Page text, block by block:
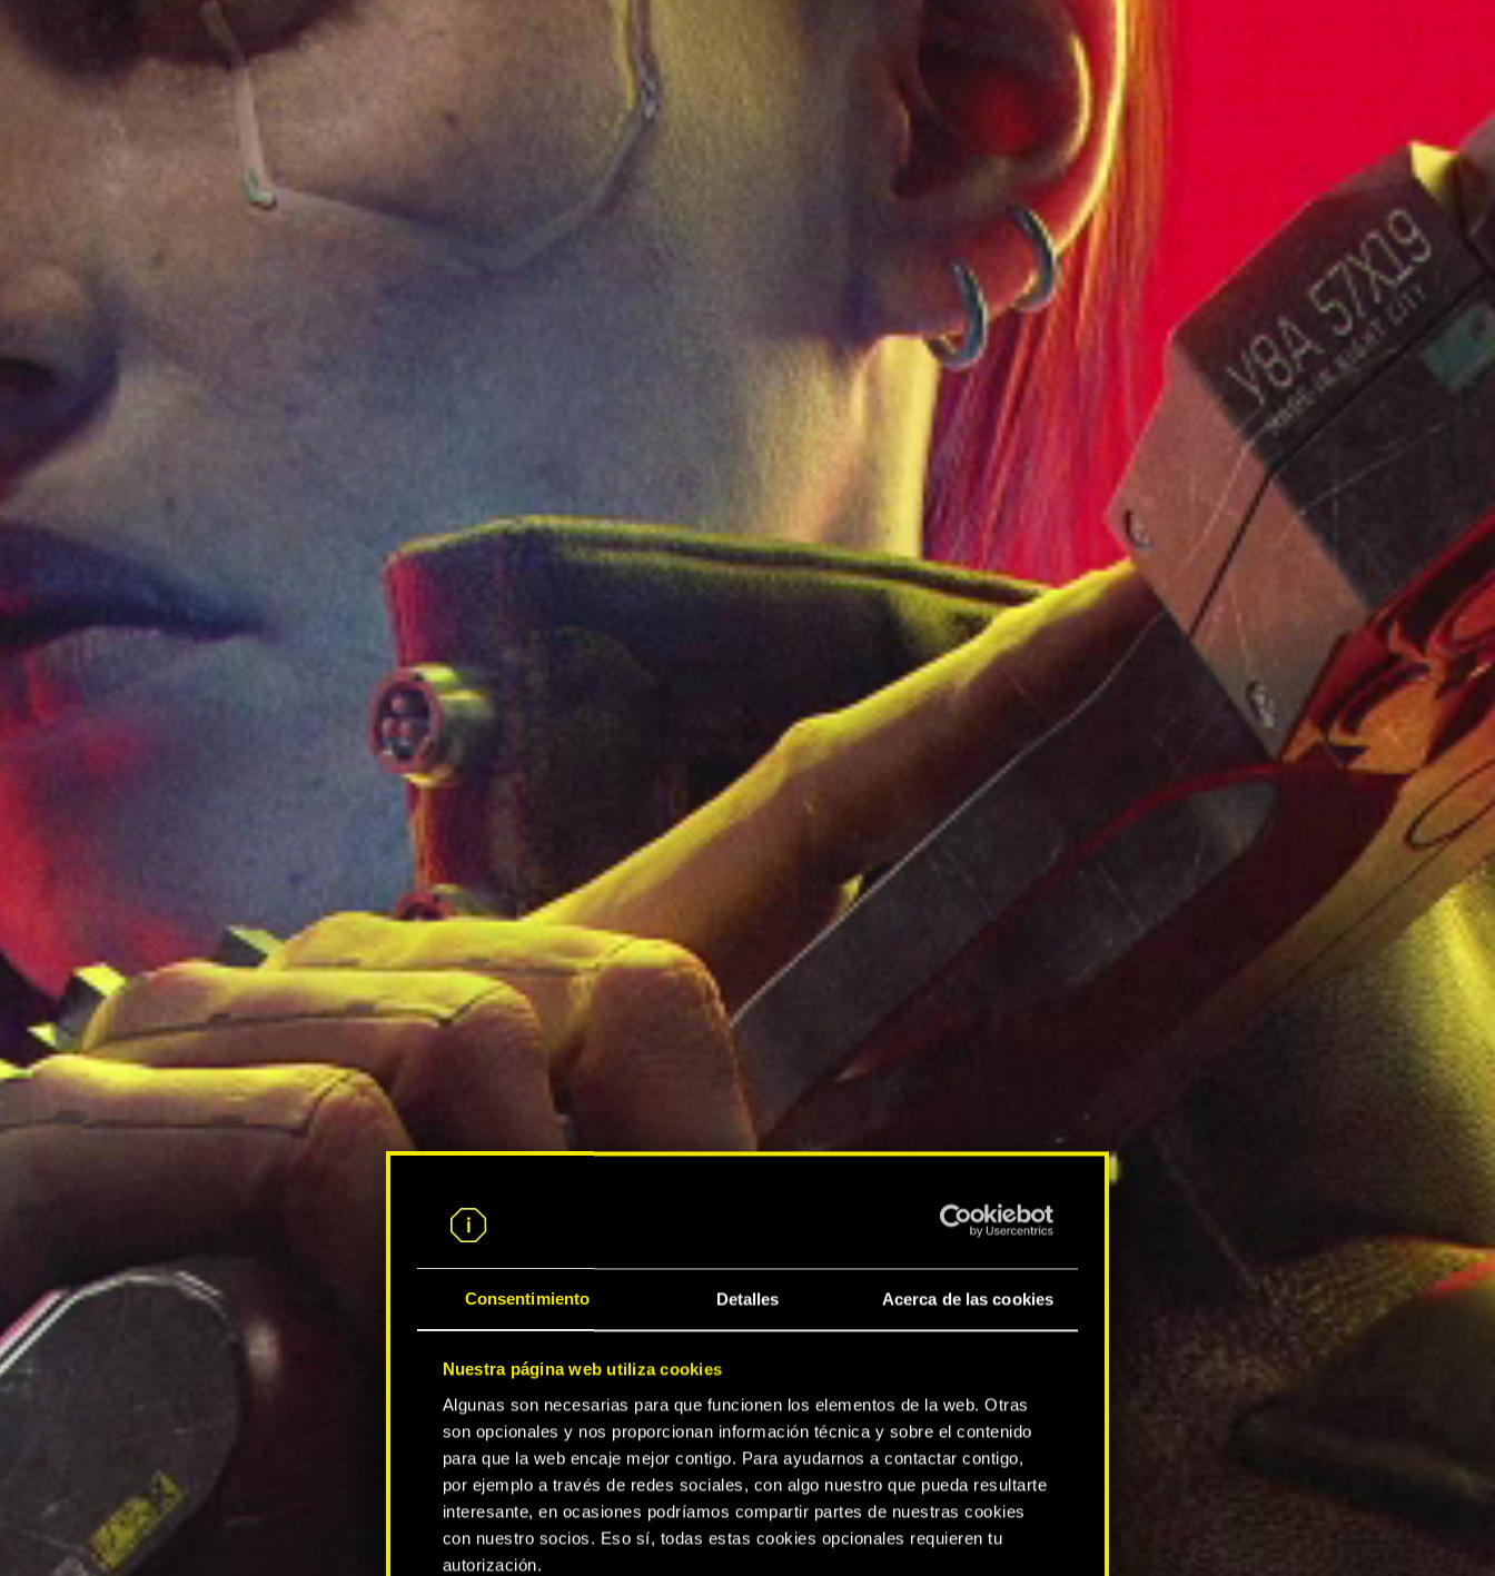
Consentimiento Detalles Acerca de las cookies
Nuestra página web utiliza cookies
Algunas son necesarias para que funcionen los elementos de la web. Otras
son opcionales y nos proporcionan información técnica y sobre el contenido
para que la web encaje mejor contigo. Para ayudarnos a contactar contigo,
por ejemplo a través de redes sociales, con algo nuestro que pueda resultarte
interesante, en ocasiones podríamos compartir partes de nuestras cookies
con nuestro socios. Eso sí, todas estas cookies opcionales requieren tu
autorización.